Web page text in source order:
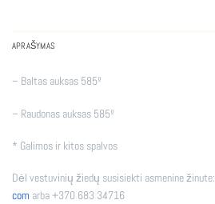
APRAŠYMAS
– Baltas auksas 585º
– Raudonas auksas 585º
* Galimos ir kitos spalvos
Dėl vestuvinių žiedų susisiekti asmenine žinute:
com arba +370 683 34716